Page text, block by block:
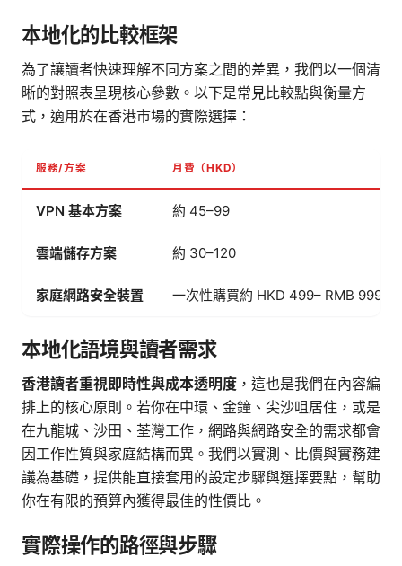
本地化的比較框架
為了讓讀者快速理解不同方案之間的差異，我們以一個清
晰的對照表呈現核心參數。以下是常見比較點與衡量方
式，適用於在香港市場的實際選擇：
服務/方案 月費（HKD）
VPN 基本方案 約 45–99
雲端儲存方案 約 30–120
家庭網路安全裝置 一次性購買約 HKD 499– RMB 999
本地化語境與讀者需求
香港讀者重視即時性與成本透明度 ，這也是我們在內容編
排上的核心原則。若你在中環、金鐘、尖沙咀居住，或是
在九龍城、沙田、荃灣工作，網路與網路安全的需求都會
因工作性質與家庭結構而異。我們以實測、比價與實務建
議為基礎，提供能直接套用的設定步驟與選擇要點，幫助
你在有限的預算內獲得最佳的性價比。
實際操作的路徑與步驟